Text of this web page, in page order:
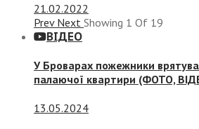
21.02.2022
Prev Next Showing 1 Of 19
ВІДЕО
У Броварах пожежники
палаючої квартири (ФОТО,
13.05.2024